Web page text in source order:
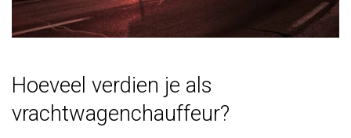
Hoeveel verdien je als
vrachtwagenchauffeur?